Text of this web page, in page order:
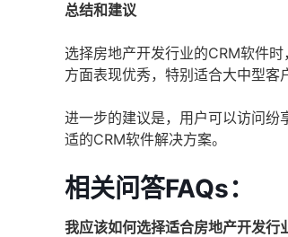
总结和建议
选择房地产开发行业的CRM软件
方面表现优秀，特别适合大中型客
进一步的建议是，用户可以访问纷
适的CRM软件解决方案。
相关问答FAQs：
我应该如何选择适合房地产开发行